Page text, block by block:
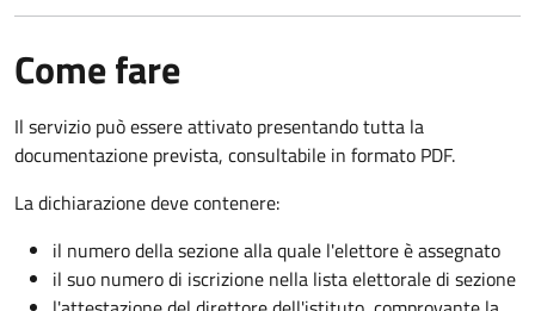
Come fare
Il servizio può essere attivato presentando tutta la
documentazione prevista, consultabile in formato PDF.
La dichiarazione deve contenere:
il numero della sezione alla quale l'elettore è assegnato
il suo numero di iscrizione nella lista elettorale di sezione